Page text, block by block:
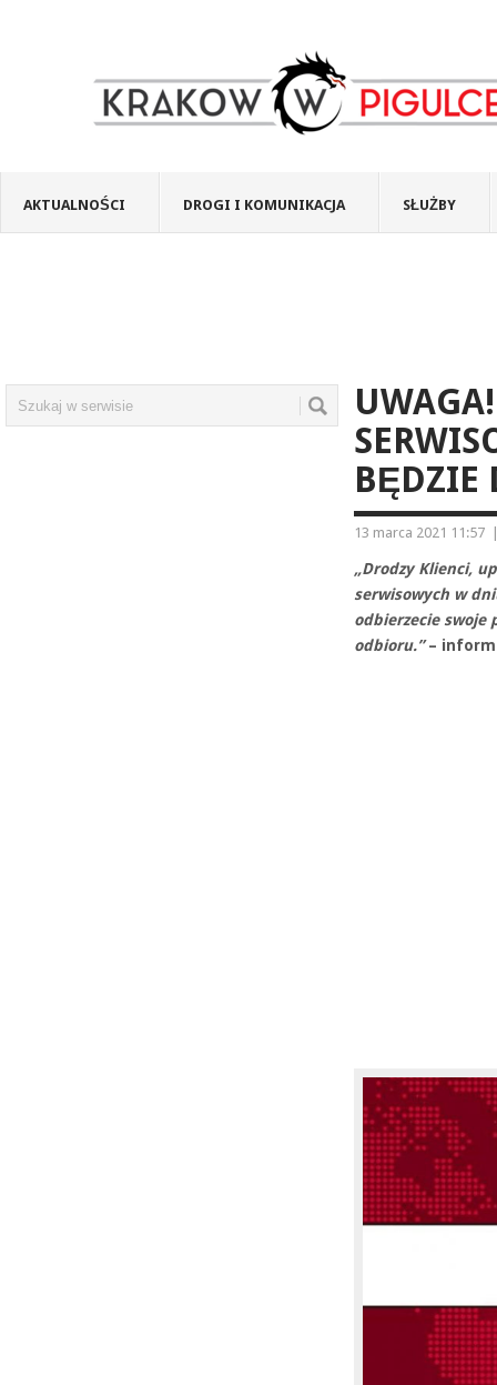
AKTUALNOŚCI DROGI I KOMUNIKACJA SŁUŻBY
BĘDZIE
13 marca 2021 11:57
„Drodzy Klienci,
serwisowych w
odbierzecie swoje
odbioru.”–